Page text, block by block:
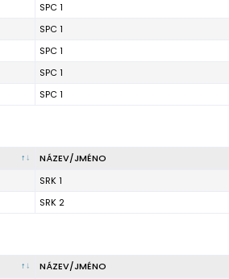
SPC 1
SPC 1
SPC 1
SPC 1
SPC 1
NÁZEV/JMÉNO
SRK 1
SRK 2
NÁZEV/JMÉNO